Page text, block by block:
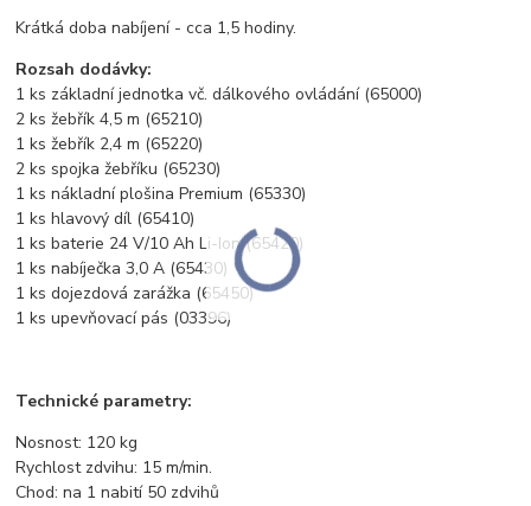
Krátká doba nabíjení - cca 1,5 hodiny.
Rozsah dodávky:
1 ks základní jednotka vč. dálkového ovládání (65000)
2 ks žebřík 4,5 m (65210)
1 ks žebřík 2,4 m (65220)
2 ks spojka žebříku (65230)
1 ks nákladní plošina Premium (65330)
1 ks hlavový díl (65410)
1 ks baterie 24 V/10 Ah Li-Ion (65420)
1 ks nabíječka 3,0 A (65430)
1 ks dojezdová zarážka (65450)
1 ks upevňovací pás (03396)
Technické parametry:
Nosnost: 120 kg
Rychlost zdvihu: 15 m/min.
Chod: na 1 nabití 50 zdvihů